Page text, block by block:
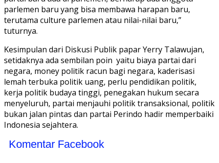
parlemen baru yang bisa membawa harapan baru,
terutama culture parlemen atau nilai-nilai baru,”
tuturnya.
Kesimpulan dari Diskusi Publik papar Yerry Talawujan,
setidaknya ada sembilan poin yaitu biaya partai dari
negara, money politik racun bagi negara, kaderisasi
lemah terbuka politik uang, perlu pendidikan politik,
kerja politik budaya tinggi, penegakan hukum secara
menyeluruh, partai menjauhi politik transaksional, politik
bukan jalan pintas dan partai Perindo hadir memperbaiki
Indonesia sejahtera.
Komentar Facebook